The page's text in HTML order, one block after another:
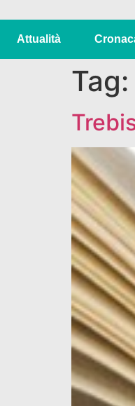
Attualità
Tag: